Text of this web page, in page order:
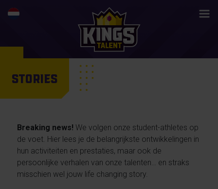
STORIES
Breaking news! We volgen onze student-athletes op
de voet. Hier lees je de belangrijkste ontwikkelingen in
hun activiteiten en prestaties, maar ook de
persoonlijke verhalen van onze talenten… en straks
misschien wel jouw life changing story.